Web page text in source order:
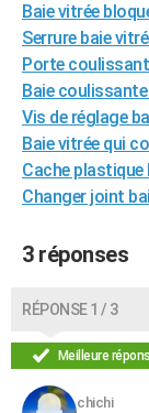
Carte de Noël
Carte Bonne année
Carte Saint-
Carte Pâques
Carte
DICTIONNAIRE
Dictionnaire
Biographies
Citations
Expressions
Proverbes
PROGRAMME TV
COPAINS D'AVANT
S'inscrire
Se connecter
Lycées
Collèges
Primaires
Universités
Entreprises
Service militaire
Avis de recherche
AVIS DE DÉCÈS
Bricolage
Lifestyle
Culture
Sport
Auto
Television
Voyage
Cinema
Baie vitrée
Serrure baie
Porte
Baie
Vis de réglage
Baie vitrée qui
Cache
Changer joint
3 réponses
RÉPONSE 1 / 3
Meilleure
chichi